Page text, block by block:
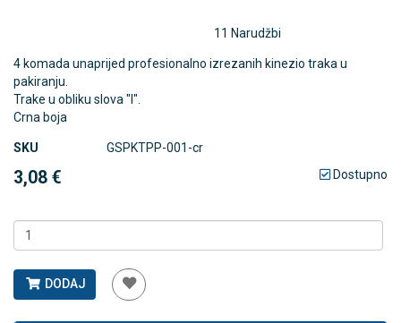
11 Narudžbi
4 komada unaprijed profesionalno izrezanih kinezio traka u
pakiranju.
Trake u obliku slova "I".
Crna boja
SKU GSPKTPP-001-cr
3,08 € Dostupno
DODAJ